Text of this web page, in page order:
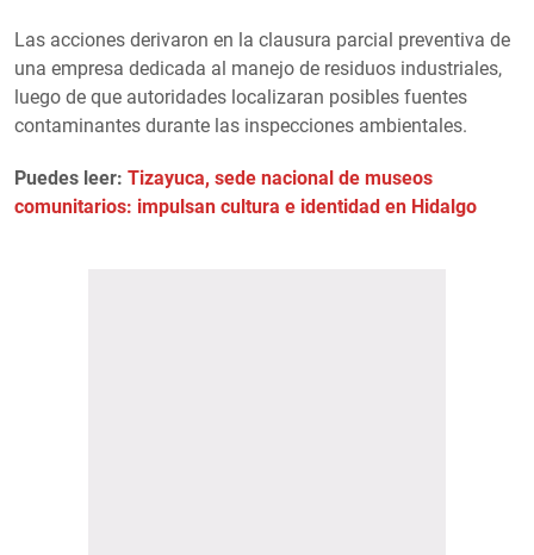
Las acciones derivaron en la clausura parcial preventiva de
una empresa dedicada al manejo de residuos industriales,
luego de que autoridades localizaran posibles fuentes
contaminantes durante las inspecciones ambientales.
Puedes leer: Tizayuca, sede nacional de museos
comunitarios: impulsan cultura e identidad en Hidalgo